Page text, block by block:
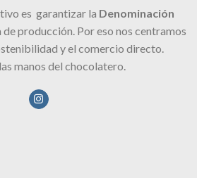
es garantizar la Denominación
de producción. Por eso nos centramos
y el comercio directo.
manos del chocolatero.